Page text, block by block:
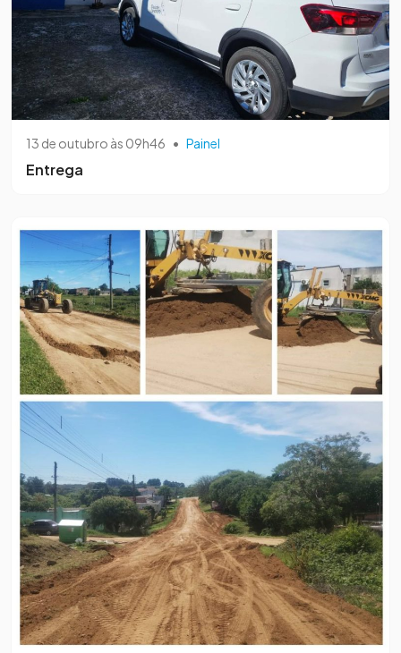
13 de outubro às 09h46 • Painel
Entrega